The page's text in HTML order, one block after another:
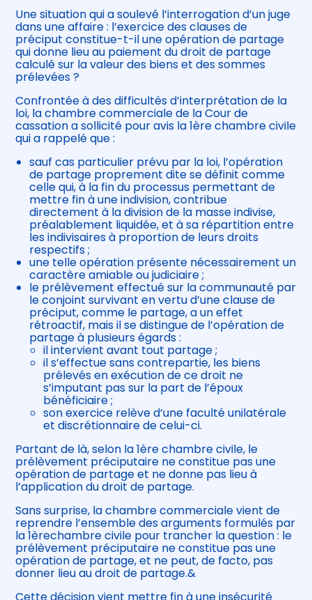
Une situation qui a soulevé l’interrogation d’un juge
dans une affaire : l’exercice des clauses de
préciput constitue-t-il une opération de partage
qui donne lieu au paiement du droit de partage
calculé sur la valeur des biens et des sommes
prélevées ?
Confrontée à des difficultés d’interprétation de la
loi, la chambre commerciale de la Cour de
cassation a sollicité pour avis la 1ère chambre civile
qui a rappelé que :
sauf cas particulier prévu par la loi, l’opération
de partage proprement dite se définit comme
celle qui, à la fin du processus permettant de
mettre fin à une indivision, contribue
directement à la division de la masse indivise,
préalablement liquidée, et à sa répartition entre
les indivisaires à proportion de leurs droits
respectifs ;
une telle opération présente nécessairement un
caractère amiable ou judiciaire ;
le prélèvement effectué sur la communauté par
le conjoint survivant en vertu d’une clause de
préciput, comme le partage, a un effet
rétroactif, mais il se distingue de l’opération de
partage à plusieurs égards :
il intervient avant tout partage ;
il s’effectue sans contrepartie, les biens
prélevés en exécution de ce droit ne
s’imputant pas sur la part de l’époux
bénéficiaire ;
son exercice relève d’une faculté unilatérale
et discrétionnaire de celui-ci.
Partant de là, selon la 1ère chambre civile, le
prélèvement préciputaire ne constitue pas une
opération de partage et ne donne pas lieu à
l’application du droit de partage.
Sans surprise, la chambre commerciale vient de
reprendre l’ensemble des arguments formulés par
la 1èrechambre civile pour trancher la question : le
prélèvement préciputaire ne constitue pas une
opération de partage, et ne peut, de facto, pas
donner lieu au droit de partage.&